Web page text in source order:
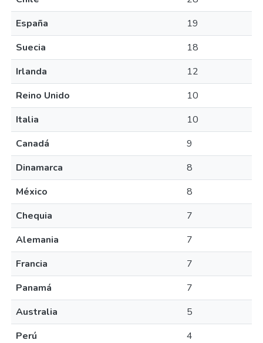
España
19
Suecia
18
Irlanda
12
Reino Unido
10
Italia
10
Canadá
9
Dinamarca
8
México
8
Chequia
7
Alemania
7
Francia
7
Panamá
7
Australia
5
Perú
4